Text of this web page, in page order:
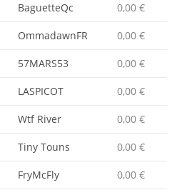
BaguetteQc 0,00 €
OmmadawnFR 0,00 €
57MARS53 0,00 €
LASPICOT 0,00 €
Wtf River 0,00 €
Tiny Touns 0,00 €
FryMcFly 0,00 €